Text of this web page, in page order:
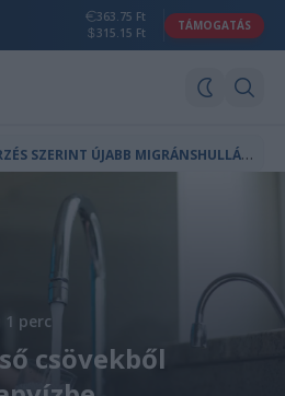
363.75 Ft
315.15 Ft
TÁMOGATÁS
A
SPANYOL HÍRSZERZÉS SZERINT ÚJABB MIGRÁNSHULLÁM INDULHAT CEUTA FELÉ
1 perc
csövekből